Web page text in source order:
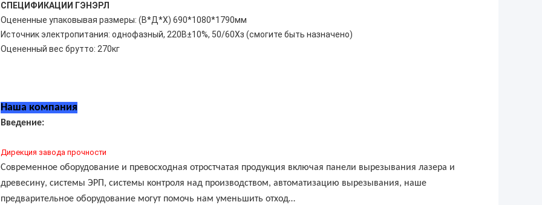
СПЕЦИФИКАЦИИ ГЭНЭРЛ
Оцененные упаковывая размеры: (В*Д*Х) 690*1080*1790мм
Источник электропитания: однофазный, 220В±10%, 50/60Хз (смогите быть назначено)
Оцененный вес брутто: 270кг
Наша компания
Введение:
Дирекция завода прочности
Современное оборудование и превосходная отростчатая продукция включая панели вырезывания лазера и
древесину, системы ЭРП, системы контроля над производством, автоматизацию вырезывания, наше
предварительное оборудование могут помочь нам уменьшить отход…